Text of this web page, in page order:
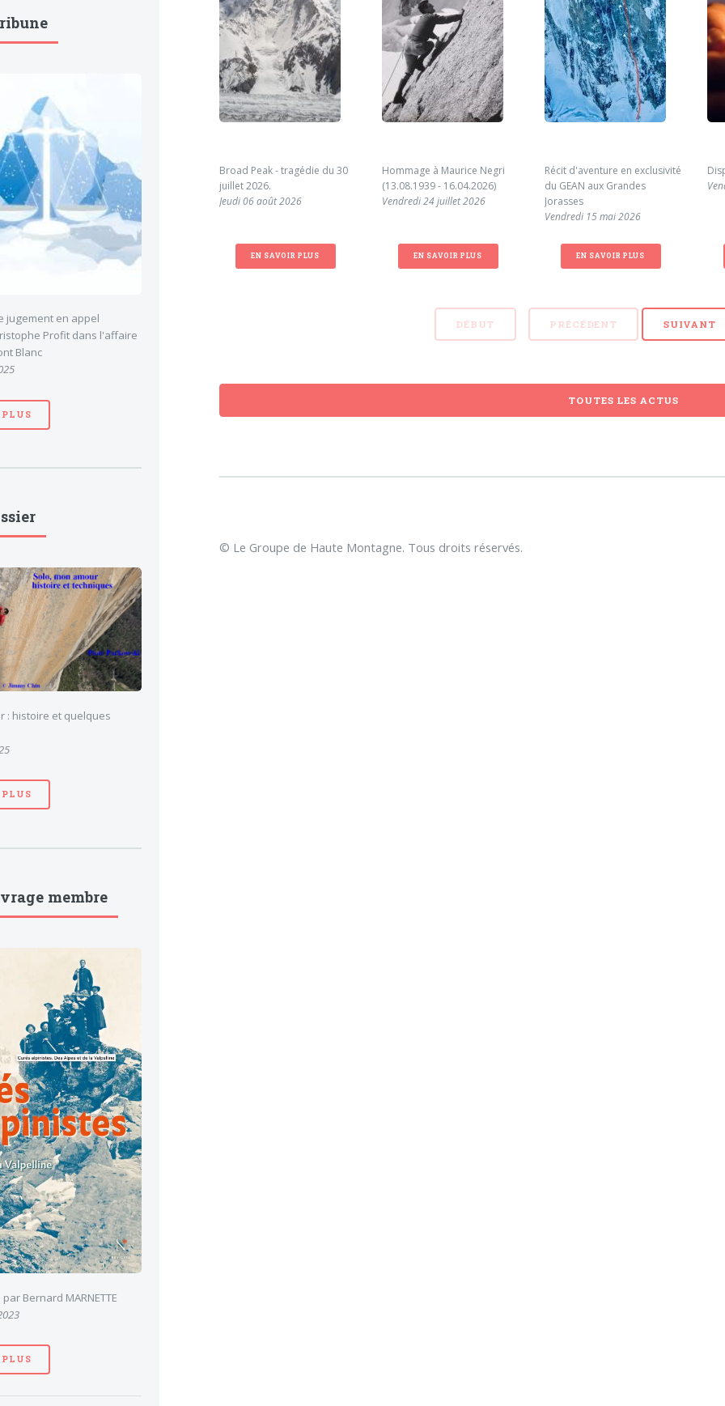
Broad Peak - tragédie du 30
juillet 2026.
Jeudi 06 août 2026
EN SAVOIR PLUS
Hommage à Maurice Negri
(13.08.1939 - 16.04.2026)
Vendredi 24 juillet 2026
EN SAVOIR PLUS
Récit d'aventure en exclusivité
du GEAN aux Grandes
Jorasses
Vendredi 15 mai 2026
EN SAVOIR PLUS
DÉBUT PRÉCÉDENT SUIVANT
TOUTES LES ACTUS
© Le Groupe de Haute Montagne. Tous droits réservés.
jugement en appel
Profit dans l'affaire
Blanc
PLUS
: histoire et quelques
PLUS
membre
Bernard MARNETTE
PLUS